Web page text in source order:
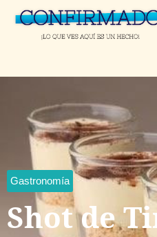
Gastronomía
Shot de